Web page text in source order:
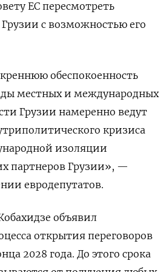
ЕС пересмотреть
с возможностью его
обеспокоенность
местных и международных
Грузии намеренно ведут
кризиса
изоляции
партнеров Грузии», —
евродепутатов.
объявил
открытия переговоров
2028 года. До этого срока